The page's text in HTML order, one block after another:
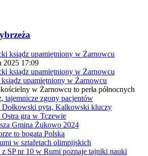
2025 17:09
upamiętniony w Żarnowcu
w Żarnowcu to perła północnych
tajemnicze zgony pacjentów
Dołkowski pyta, Kalkowski kluczy
gra w Tczewie
Gmina Żukowo 2024
to bogata Polska
w sztafetach olimpijskich
SP nr 10 w Rumi poznaje tajniki nauki